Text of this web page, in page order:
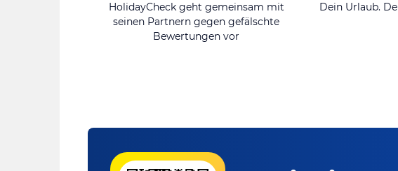
HolidayCheck geht gemeinsam mit
seinen Partnern gegen gefälschte
Bewertungen vor
Dein Urlaub.